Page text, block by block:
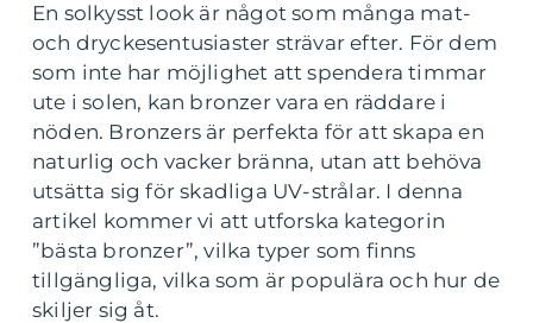
En solkysst look är något som många mat-
och dryckesentusiaster strävar efter. För dem
som inte har möjlighet att spendera timmar
ute i solen, kan bronzer vara en räddare i
nöden. Bronzers är perfekta för att skapa en
naturlig och vacker bränna, utan att behöva
utsätta sig för skadliga UV-strålar. I denna
artikel kommer vi att utforska kategorin
”bästa bronzer”, vilka typer som finns
tillgängliga, vilka som är populära och hur de
skiljer sig åt.